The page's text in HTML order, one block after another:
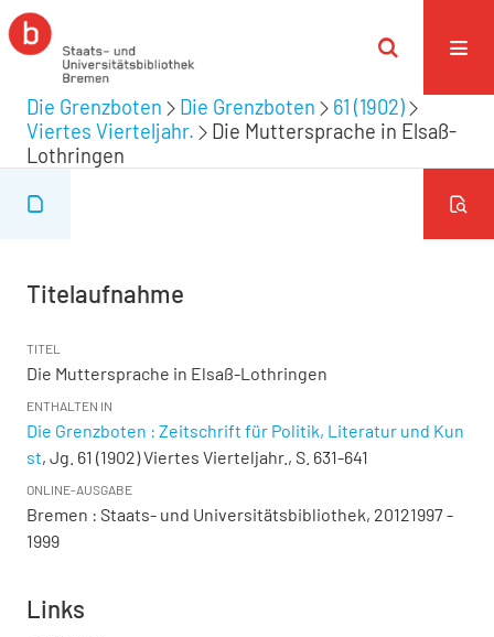
Die Grenzboten Die Grenzboten
61 (1902)
Viertes Vierteljahr.
Die Muttersprache in Elsaß-
Lothringen
Titelaufnahme
TITEL
Die Muttersprache in Elsaß-Lothringen
ENTHALTEN IN
Die Grenzboten : Zeitschrift für Politik, Literatur und Kun
st, Jg. 61 (1902) Viertes Vierteljahr., S. 631-641
ONLINE-AUSGABE
Bremen : Staats- und Universitätsbibliothek, 20121997 -
1999
Links